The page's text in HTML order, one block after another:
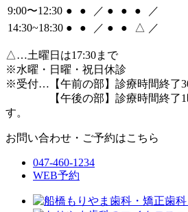
9:00〜12:30 ● ● ／ ● ● ●
／
14:30~18:30 ● ● ／ ● ● △ ／
△…土曜日は17:30まで
※水曜・日曜・祝日休診
※受付…【午前の部】診療時間終了
【午後の部】診療時間終了1時
す。
お問い合わせ・ご予約はこちら
047-460-1234
WEB予約